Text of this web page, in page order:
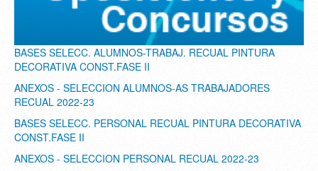
BASES SELECC. ALUMNOS-TRABAJ. RECUAL PINTURA
DECORATIVA CONST.FASE II
ANEXOS - SELECCION ALUMNOS-AS TRABAJADORES
RECUAL 2022-23
BASES SELECC. PERSONAL RECUAL PINTURA DECORATIVA
CONST.FASE II
ANEXOS - SELECCION PERSONAL RECUAL 2022-23